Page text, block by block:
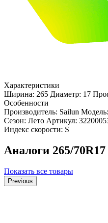
Характеристики
Ширина: 265 Диаметр: 17
Особенности
Производитель: Sailun
Сезон: Лето Артикул:
Индекс скорости: S
Аналоги 265/70R17
Показать все товары
Previous